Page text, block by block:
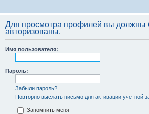
Для просмотра профилей вы должны
авторизованы.
Имя пользователя:
Пароль:
Забыли пароль?
Повторно выслать письмо для активации учётной
Запомнить меня